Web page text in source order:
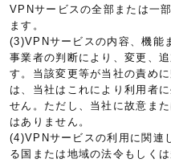
VPNサービスの全部または一
ます。
(3)VPNサービスの内容、機能
事業者の判断により、変更、
す。当該変更等が当社の責め
は、当社はこれにより利用者
せん。ただし、当社に故意ま
はありません。
(4)VPNサービスの利用に関連
る国または地域の法令もしく